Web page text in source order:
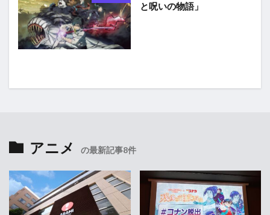
と呪いの物語」
アニメ の最新記事8件